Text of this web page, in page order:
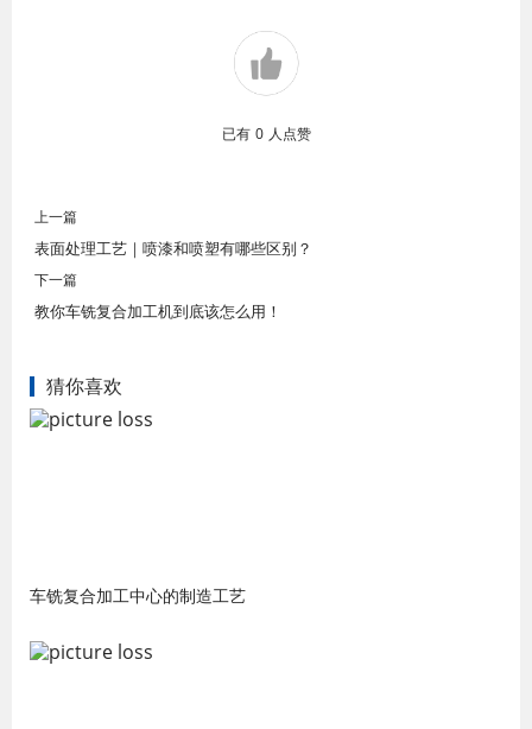
已有 0 人点赞
上一篇
表面处理工艺｜喷漆和喷塑有哪些区别？
下一篇
教你车铣复合加工机到底该怎么用！
猜你喜欢
车铣复合加工中心的制造工艺